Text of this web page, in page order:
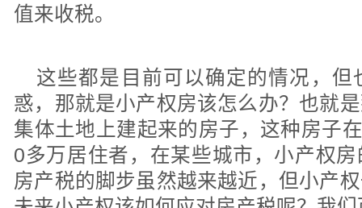
值来收税。
这些都是目前可以确定的情况，
惑，那就是小产权房该怎么办？也就
集体土地上建起来的房子，这种房子
0多万居住者，在某些城市，小产权
房产税的脚步虽然越来越近，但小产